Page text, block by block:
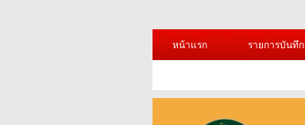
หน้าแรก
รายการบันทึก